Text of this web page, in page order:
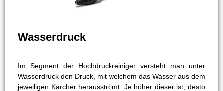
Wasserdruck
Im Segment der Hochdruckreiniger versteht man unter
Wasserdruck den Druck, mit welchem das Wasser aus dem
jeweiligen Kärcher herausströmt. Je höher dieser ist, desto